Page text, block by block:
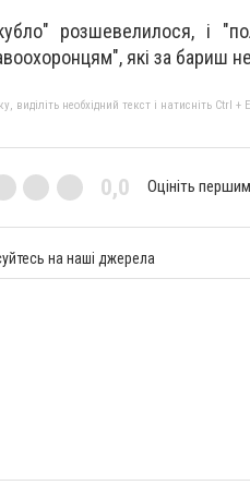
розшевелилося, і
які за бариш
виділіть необхідний текст і натисніть Ctrl
0,0 Оцініть першим
на наші джерела